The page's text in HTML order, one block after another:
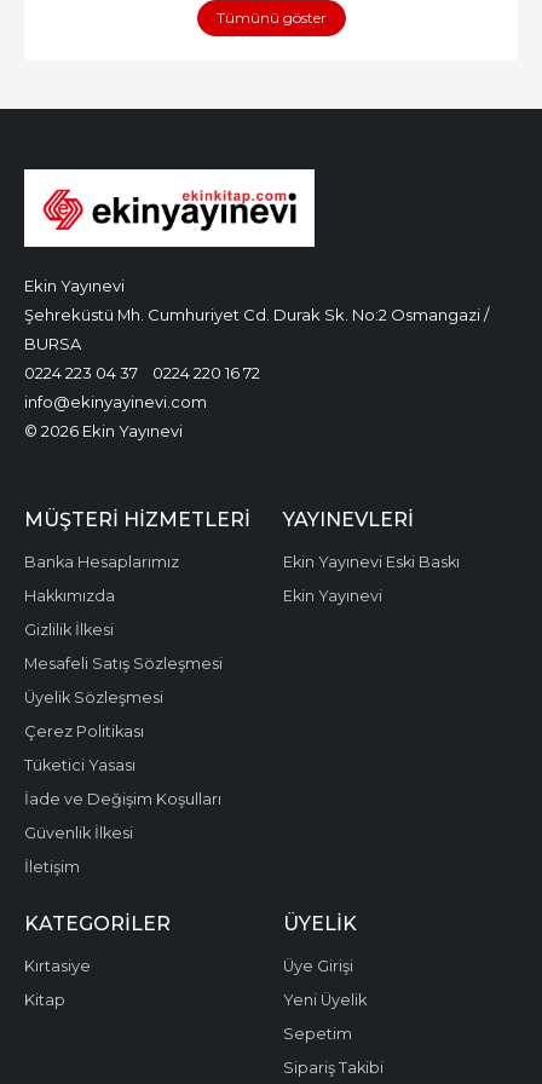
Tümünü göster
Ekin Yayınevi
Şehreküstü Mh. Cumhuriyet Cd. Durak Sk. No:2 Osmangazi /
BURSA
0224 223 04 37
0224 220 16 72
info@ekinyayinevi.com
© 2026 Ekin Yayınevi
MÜŞTERI HIZMETLERI
Banka Hesaplarımız
Hakkımızda
Gizlilik İlkesi
Mesafeli Satış Sözleşmesi
Üyelik Sözleşmesi
Çerez Politikası
Tüketici Yasası
İade ve Değişim Koşulları
Güvenlik İlkesi
İletişim
YAYINEVLERI
Ekin Yayınevi Eski Baskı
Ekin Yayınevi
KATEGORILER
Kırtasiye
Kitap
ÜYELIK
Üye Girişi
Yeni Üyelik
Sepetim
Sipariş Takibi